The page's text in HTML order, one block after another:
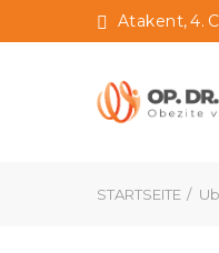
Atakent, 4.
STARTSEITE